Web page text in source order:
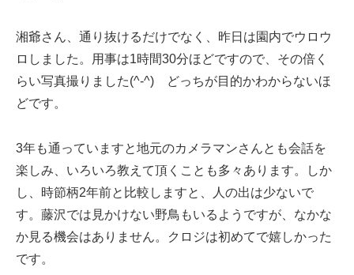
湘爺さん、通り抜けるだけでなく、昨日は園内でウロウ
ロしました。用事は1時間30分ほどですので、その倍く
らい写真撮りました(^-^) どっちが目的かわからないほ
どです。
3年も通っていますと地元のカメラマンさんとも会話を
楽しみ、いろいろ教えて頂くことも多々あります。しか
し、時節柄2年前と比較しますと、人の出は少ないで
す。藤沢では見かけない野鳥もいるようですが、なかな
か見る機会はありません。クロジは初めてで嬉しかった
です。